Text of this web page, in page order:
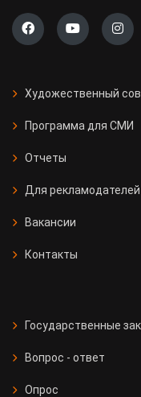
Художественный
Программа для СМИ
Отчеты
Для рекламодателей
Вакансии
Контакты
Государственные
Вопрос - ответ
Опрос